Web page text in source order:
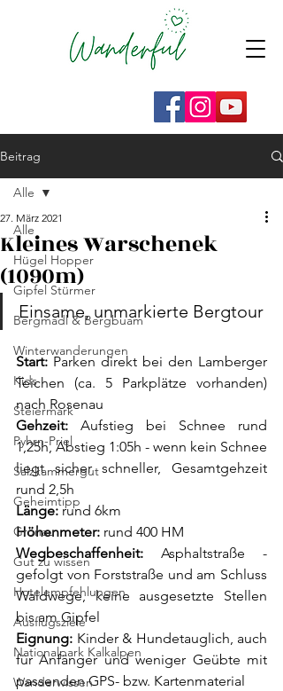
Beitrag
Alle
Hügel Hopper
Gipfel Stürmer
Bergmadl & Bergbuam
Winterwanderungen
Kids
Steiermark
Pyhrn-Priel
Salzkammergut
Geheimtipp
Grünau
Gut zu wissen
Hotelempfehlungen
Ausflugsziele
Nationalpark Kalkalpen
Wanderwissen
Alle
Kleines Warschenek
(1090m)
27. März 2021
Einsame, unmarkierte Bergtour
Start: Parken direkt bei den Lamberger
Teichen (ca. 5 Parkplätze vorhanden)
nach Rosenau
Gehzeit: Aufstieg bei Schnee rund
1,25h, Abstieg 1:05h - wenn kein Schnee
liegt sicher schneller, Gesamtgehzeit
rund 2,5h
Länge: rund 6km
Höhenmeter: rund 400 HM
Wegbeschaffenheit: Asphaltstraße -
gefolgt von Forststraße und am Schluss
Waldwege, keine ausgesetzte Stellen
bis am Gipfel
Eignung: Kinder & Hundetauglich, auch
für Anfänger und weniger Geübte mit
passenden GPS- bzw. Kartenmaterial